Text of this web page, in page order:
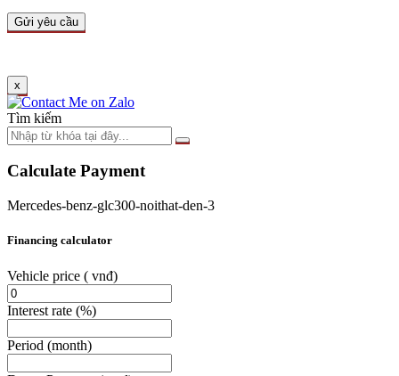
x
Tìm kiếm
Calculate Payment
Mercedes-benz-glc300-noithat-den-3
Financing calculator
Vehicle price ( vnđ)
Interest rate (%)
Period (month)